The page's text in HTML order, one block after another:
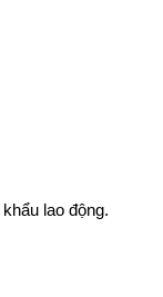
lao động.